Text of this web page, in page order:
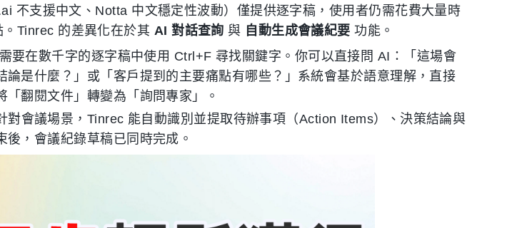
不支援中文、Notta 中文穩定性波動）僅提供逐字稿，使用者仍需花費大量時
Tinrec 的差異化在於其 AI 對話查詢 與 自動生成會議紀要 功能。
需要在數千字的逐字稿中使用 Ctrl+F 尋找關鍵字。你可以直接問 AI：「這場會
論是什麼？」或「客戶提到的主要痛點有哪些？」系統會基於語意理解，直接
「翻閱文件」轉變為「詢問專家」。
對會議場景，Tinrec 能自動識別並提取待辦事項（Action Items）、決策結論與
後，會議紀錄草稿已同時完成。